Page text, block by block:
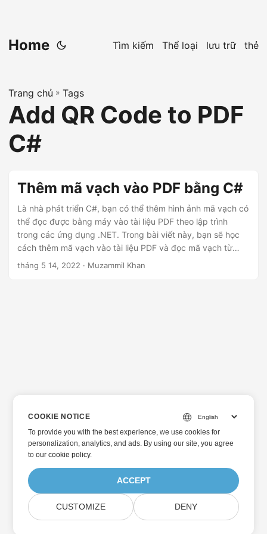
Home Tìm kiếm Thể loại lưu trữ thẻ
Trang chủ » Tags
Add QR Code to PDF
C#
Thêm mã vạch vào PDF bằng C#
Là nhà phát triển C#, bạn có thể thêm hình ảnh mã vạch có
thể đọc được bằng máy vào tài liệu PDF theo lập trình
trong các ứng dụng .NET. Trong bài viết này, bạn sẽ học
cách thêm mã vạch vào tài liệu PDF và đọc mã vạch từ
PDF bằng C#.
tháng 5 14, 2022 · Muzammil Khan
COOKIE NOTICE
To provide you with the best experience, we use cookies for
personalization, analytics, and ads. By using our site, you agree
toour cookie policy.
ACCEPT
CUSTOMIZE DENY